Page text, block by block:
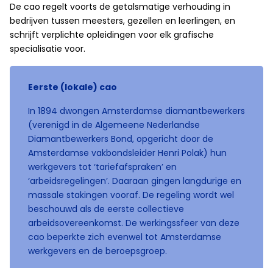
De cao regelt voorts de getalsmatige verhouding in
bedrijven tussen meesters, gezellen en leerlingen, en
schrijft verplichte opleidingen voor elk grafische
specialisatie voor.
Eerste (lokale) cao
In 1894 dwongen Amsterdamse diamantbewerkers
(verenigd in de Algemeene Nederlandse
Diamantbewerkers Bond, opgericht door de
Amsterdamse vakbondsleider Henri Polak) hun
werkgevers tot ‘tariefafspraken’ en
‘arbeidsregelingen’. Daaraan gingen langdurige en
massale stakingen vooraf. De regeling wordt wel
beschouwd als de eerste collectieve
arbeidsovereenkomst. De werkingssfeer van deze
cao beperkte zich evenwel tot Amsterdamse
werkgevers en de beroepsgroep.